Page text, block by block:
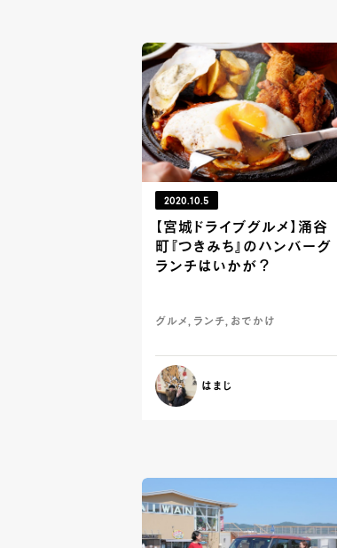
2020.10.5
【宮城ドライブグルメ】涌谷
町『つきみち』のハンバーグ
ランチはいかが？
グルメ, ランチ, おでかけ
はまじ